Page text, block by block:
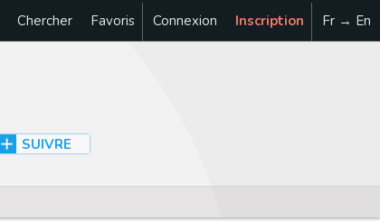
Chercher Favoris Connexion Inscription Fr → En
SUIVRE